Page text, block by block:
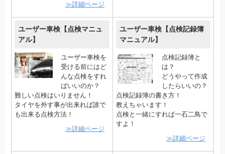
≫詳細ページ
ユーザー車検【点検マニュ
アル】
ユーザー車検を
受ける前にはど
んな点検をすれ
ばいいのか？
難しい点検はいりません！
タイヤを外す事が出来れば誰で
も出来る点検方法！
≫詳細ページ
ユーザー車検【点検記録簿
マニュアル】
点検記録簿と
は？
どうやって作成
したらいいの？
点検記録簿の書き方！
教えちゃいます！
点検と一緒にすれば一石二鳥で
すよ！
≫詳細ページ